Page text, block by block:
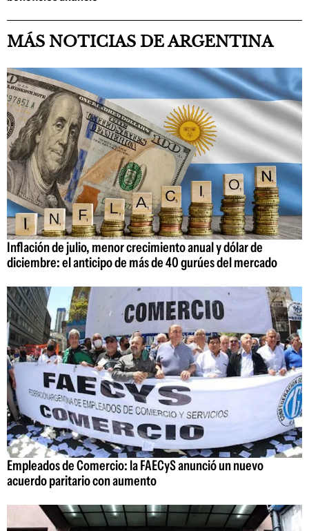
MÁS NOTICIAS DE ARGENTINA
Inflación de julio, menor crecimiento anual y dólar de
diciembre: el anticipo de más de 40 gurúes del mercado
Empleados de Comercio: la FAECyS anunció un nuevo
acuerdo paritario con aumento